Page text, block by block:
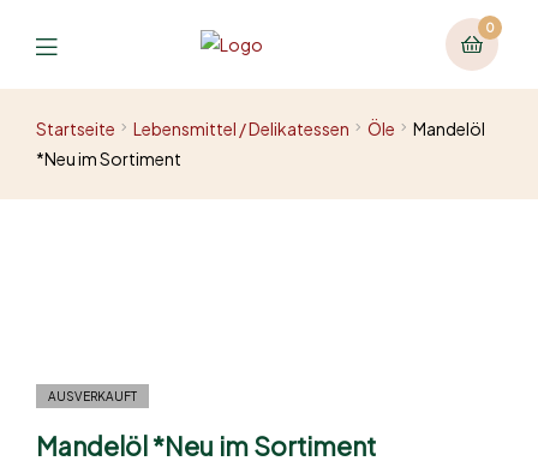
0
Startseite Lebensmittel / Delikatessen Öle
Mandelöl
*Neu im Sortiment
AUSVERKAUFT
Mandelöl *Neu im Sortiment